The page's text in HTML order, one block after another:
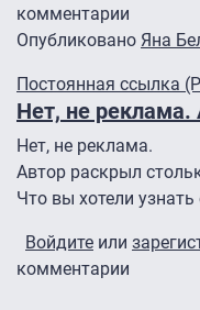
комментарии
Опубликовано Яна
Постоянная ссылка
Нет, не реклама.
Нет, не реклама.
Автор раскрыл
Что вы хотели узнать
Войдите или
комментарии